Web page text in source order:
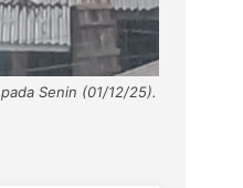
Senin (01/12/25).